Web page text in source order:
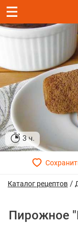
3 ч.
Каталог рецептов /
Пирожное